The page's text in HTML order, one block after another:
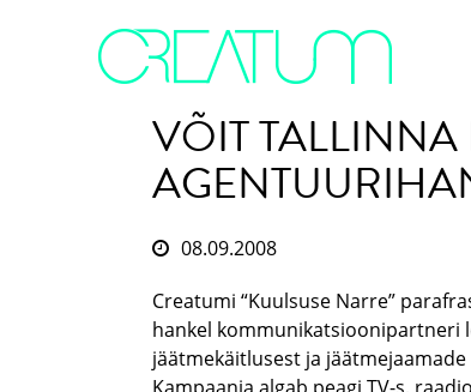
VÕIT TALLINNA
08.09.2008
Creatumi “Kuulsuse Narre”
hankel kommunikatsioonipartneri
jäätmekäitlusest ja